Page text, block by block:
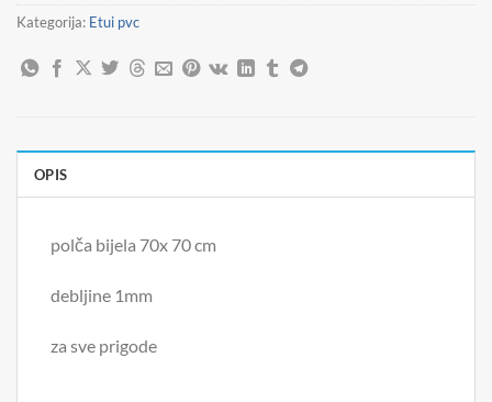
Kategorija: Etui pvc
OPIS
polča bijela 70x 70 cm
debljine 1mm
za sve prigode